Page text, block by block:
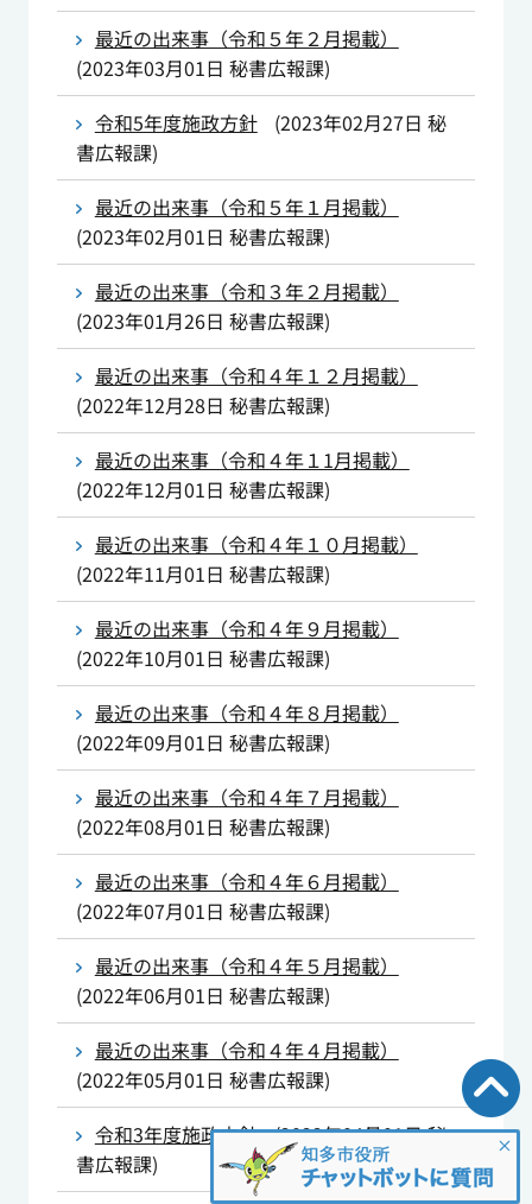
最近の出来事（令和５年２月掲載）
(2023年03月01日 秘書広報課)
令和5年度施政方針
(2023年02月27日 秘
書広報課)
最近の出来事（令和５年１月掲載）
(2023年02月01日 秘書広報課)
最近の出来事（令和３年２月掲載）
(2023年01月26日 秘書広報課)
最近の出来事（令和４年１２月掲載）
(2022年12月28日 秘書広報課)
最近の出来事（令和４年１1月掲載）
(2022年12月01日 秘書広報課)
最近の出来事（令和４年１０月掲載）
(2022年11月01日 秘書広報課)
最近の出来事（令和４年９月掲載）
(2022年10月01日 秘書広報課)
最近の出来事（令和４年８月掲載）
(2022年09月01日 秘書広報課)
最近の出来事（令和４年７月掲載）
(2022年08月01日 秘書広報課)
最近の出来事（令和４年６月掲載）
(2022年07月01日 秘書広報課)
最近の出来事（令和４年５月掲載）
(2022年06月01日 秘書広報課)
最近の出来事（令和４年４月掲載）
(2022年05月01日 秘書広報課)
令和3年度施政方針 (2022年04月01日秘
書広報課)